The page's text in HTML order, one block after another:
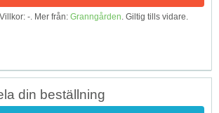
Villkor: -. Mer från: Granngården. Giltig tills vidare.
din beställning